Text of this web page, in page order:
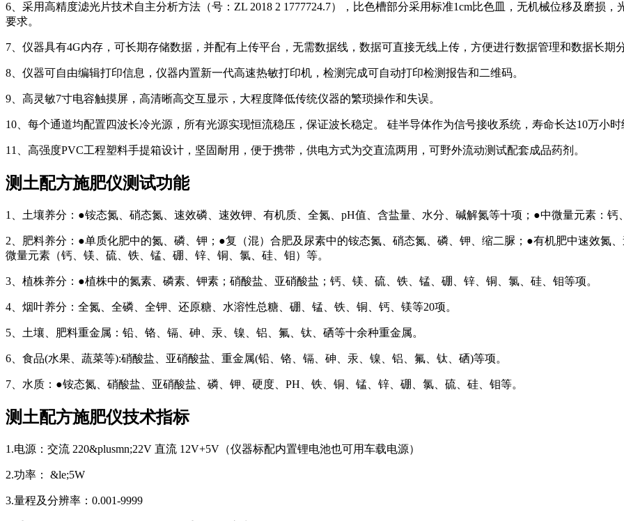
6、采用高精度滤光片技术自主分析方法（号：ZL 2018 2 1777724.7），比色槽部分采用标准1cm比色皿，无机械位移及磨损
要求。
7、仪器具有4G内存，可长期存储数据，并配有上传平台，无需数据线，数据可直接无线上传，方便进行数据管理和数据长期
8、仪器可自由编辑打印信息，仪器内置新一代高速热敏打印机，检测完成可自动打印检测报告和二维码。
9、高灵敏7寸电容触摸屏，高清晰高交互显示，大程度降低传统仪器的繁琐操作和失误。
10、每个通道均配置四波长冷光源，所有光源实现恒流稳压，保证波长稳定。 硅半导体作为信号接收系统，寿命长达10万小
11、高强度PVC工程塑料手提箱设计，坚固耐用，便于携带，供电方式为交直流两用，可野外流动测试配套成品药剂。
测土配方施肥仪测试功能
1、土壤养分：●铵态氮、硝态氮、速效磷、速效钾、有机质、全氮、pH值、含盐量、水分、碱解氮等十项；●中微量元素：
2、肥料养分：●单质化肥中的氮、磷、钾；●复（混）合肥及尿素中的铵态氮、硝态氮、磷、钾、缩二脲；●有机肥中速效氮
微量元素（钙、镁、硫、铁、锰、硼、锌、铜、氯、硅、钼）等。
3、植株养分：●植株中的氮素、磷素、钾素；硝酸盐、亚硝酸盐；钙、镁、硫、铁、锰、硼、锌、铜、氯、硅、钼等项。
4、烟叶养分：全氮、全磷、全钾、还原糖、水溶性总糖、硼、锰、铁、铜、钙、镁等20项。
5、土壤、肥料重金属：铅、铬、镉、砷、汞、镍、铝、氟、钛、硒等十余种重金属。
6、食品(水果、蔬菜等):硝酸盐、亚硝酸盐、重金属(铅、铬、镉、砷、汞、镍、铝、氟、钛、硒)等项。
7、水质：●铵态氮、硝酸盐、亚硝酸盐、磷、钾、硬度、PH、铁、铜、锰、锌、硼、氯、硫、硅、钼等。
测土配方施肥仪技术指标
1.电源：交流 220&plusmn;22V 直流 12V+5V（仪器标配内置锂电池也可用车载电源）
2.功率： &le;5W
3.量程及分辨率：0.001-9999